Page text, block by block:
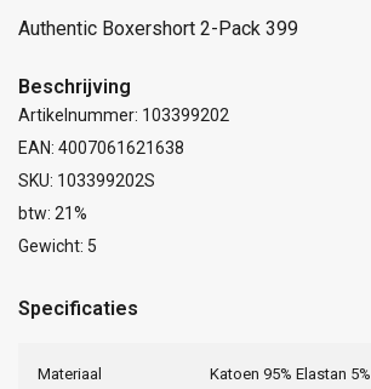
Authentic Boxershort 2-Pack 399
Beschrijving
Artikelnummer: 103399202
EAN: 4007061621638
SKU: 103399202S
btw: 21%
Gewicht: 5
Specificaties
Materiaal Katoen 95% Elastan 5%